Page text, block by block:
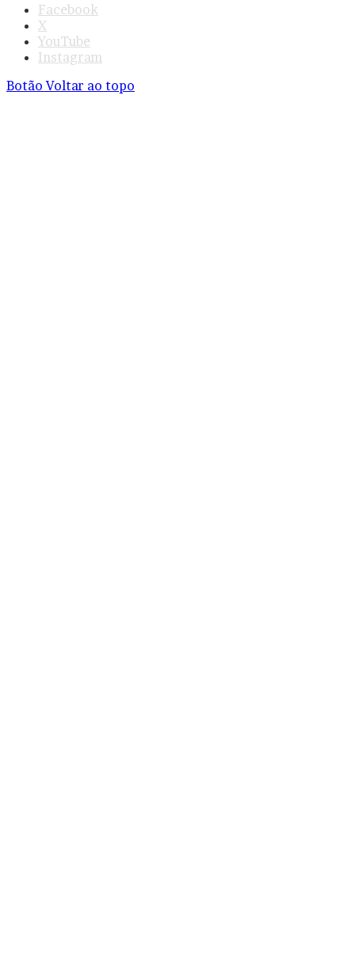
Facebook
X
YouTube
Instagram
Botão Voltar ao topo